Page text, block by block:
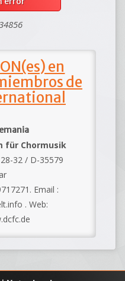
en
de
für Chormusik
32 / D-35579
Email :
. Web: